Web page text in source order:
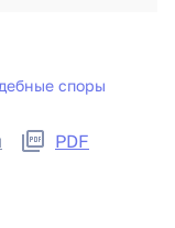
споры
PDF